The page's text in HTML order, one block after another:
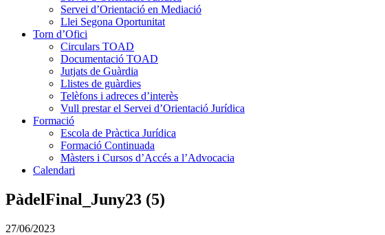
Servei d’Orientació en Mediació
Llei Segona Oportunitat
Torn d’Ofici
Circulars TOAD
Documentació TOAD
Jutjats de Guàrdia
Llistes de guàrdies
Telèfons i adreces d’interès
Vull prestar el Servei d’Orientació Jurídica
Formació
Escola de Pràctica Jurídica
Formació Continuada
Màsters i Cursos d’Accés a l’Advocacia
Calendari
PàdelFinal_Juny23 (5)
27/06/2023